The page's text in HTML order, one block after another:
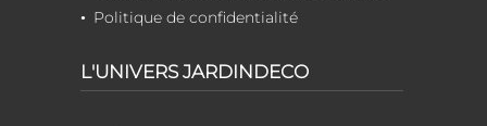
Politique de confidentialité
L'UNIVERS JARDINDECO